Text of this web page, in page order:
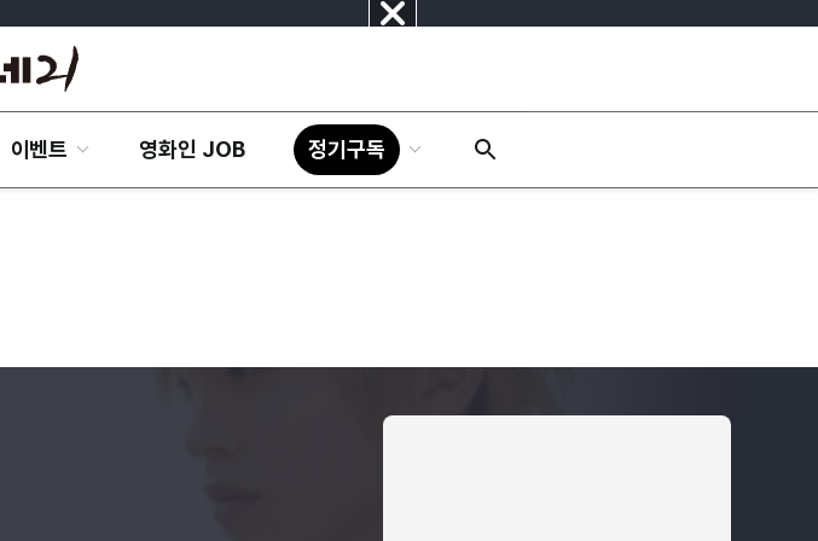
닫
이벤트 영화인 JOB 정기구독